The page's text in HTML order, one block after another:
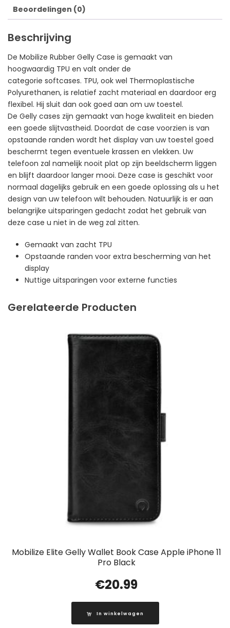
Beoordelingen (0)
Beschrijving
De Mobilize Rubber Gelly Case is gemaakt van
hoogwaardig TPU en valt onder de
categorie softcases. TPU, ook wel Thermoplastische
Polyurethanen, is relatief zacht materiaal en daardoor erg
flexibel. Hij sluit dan ook goed aan om uw toestel.
De Gelly cases zijn gemaakt van hoge kwaliteit en bieden
een goede slijtvastheid. Doordat de case voorzien is van
opstaande randen wordt het display van uw toestel goed
beschermt tegen eventuele krassen en vlekken. Uw
telefoon zal namelijk nooit plat op zijn beeldscherm liggen
en blijft daardoor langer mooi. Deze case is geschikt voor
normaal dagelijks gebruik en een goede oplossing als u het
design van uw telefoon wilt behouden. Natuurlijk is er aan
belangrijke uitsparingen gedacht zodat het gebruik van
deze case u niet in de weg zal zitten.
Gemaakt van zacht TPU
Opstaande randen voor extra bescherming van het
display
Nuttige uitsparingen voor externe functies
Gerelateerde Producten
Mobilize Elite Gelly Wallet Book Case Apple iPhone 11
Pro Black
€20.99
In winkelwagen